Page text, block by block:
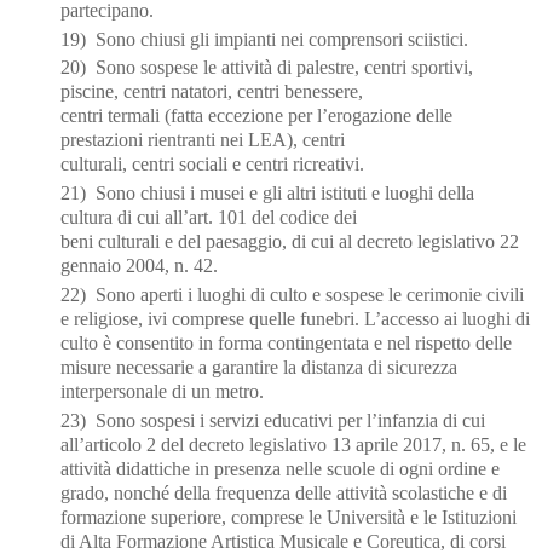
partecipano.
19) Sono chiusi gli impianti nei comprensori sciistici.
20) Sono sospese le attività di palestre, centri sportivi,
piscine, centri natatori, centri benessere,
centri termali (fatta eccezione per l’erogazione delle
prestazioni rientranti nei LEA), centri
culturali, centri sociali e centri ricreativi.
21) Sono chiusi i musei e gli altri istituti e luoghi della
cultura di cui all’art. 101 del codice dei
beni culturali e del paesaggio, di cui al decreto legislativo 22
gennaio 2004, n. 42.
22) Sono aperti i luoghi di culto e sospese le cerimonie civili
e religiose, ivi comprese quelle funebri. L’accesso ai luoghi di
culto è consentito in forma contingentata e nel rispetto delle
misure necessarie a garantire la distanza di sicurezza
interpersonale di un metro.
23) Sono sospesi i servizi educativi per l’infanzia di cui
all’articolo 2 del decreto legislativo 13 aprile 2017, n. 65, e le
attività didattiche in presenza nelle scuole di ogni ordine e
grado, nonché della frequenza delle attività scolastiche e di
formazione superiore, comprese le Università e le Istituzioni
di Alta Formazione Artistica Musicale e Coreutica, di corsi